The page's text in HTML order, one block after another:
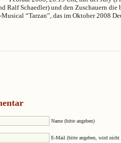
Ralf Schaedler) und den Zuschauern die
“Tarzan”, das im Oktober 2008
Name (bitte angeben)
E-Mail (bitte angeben, wird nicht